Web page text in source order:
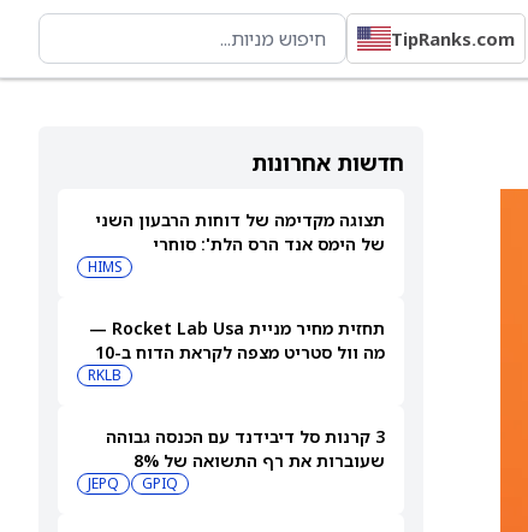
TipRanks.com
חדשות אחרונות
תצוגה מקדימה של דוחות הרבעון השני
של הימס אנד הרס הלת': סוחרי
האופציות נערכים לתנועה של 14.5%HIMS
תחזית מחיר מניית Rocket Lab Usa —
מה וול סטריט מצפה לקראת הדוח ב-10
RKLB
3 קרנות סל דיבידנד עם הכנסה גבוהה
שעוברות את רף התשואה של 8%
GPIQ
JEPQ